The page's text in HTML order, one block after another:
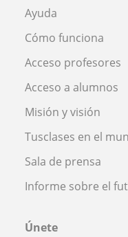
Ayuda
Cómo funciona
Acceso profesores
Acceso a alumnos
Misión y visión
Tusclases en el
Sala de prensa
Informe sobre el
Únete